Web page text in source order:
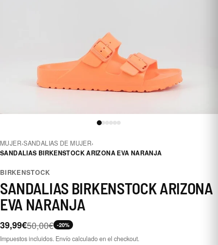
MUJER›SANDALIAS DE MUJER›
SANDALIAS BIRKENSTOCK ARIZONA EVA NARANJA
BIRKENSTOCK
SANDALIAS BIRKENSTOCK ARIZONA
EVA NARANJA
39,99€50,00€ -20%
Impuestos incluidos. Envío calculado en el checkout.